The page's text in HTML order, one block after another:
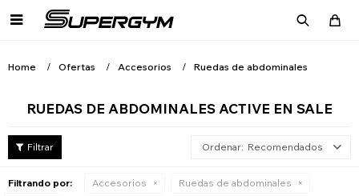

Home Ofertas Accesorios Ruedas de abdominales
RUEDAS DE ABDOMINALES ACTIVE EN SALE
Recomendados
Filtrando por: Accesorios
Ruedas de abdominales